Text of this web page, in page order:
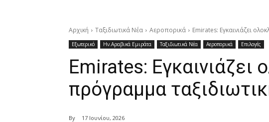
Αρχική Ταξιδιωτικά Νέα Αεροπορικά Emirates: Εγκαινιάζει
Εξωτερικό Ην.Αραβικά Εμιράτα Ταξιδιωτικά Νέα Αεροπορικά Επιλογές
Emirates:
πρόγραμμα
By 17 Ιουνίου, 2026